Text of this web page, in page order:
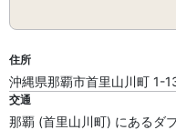
住所
沖縄県那覇市首里山川町 1-
交通
那覇 (首里山川町) にあるダ